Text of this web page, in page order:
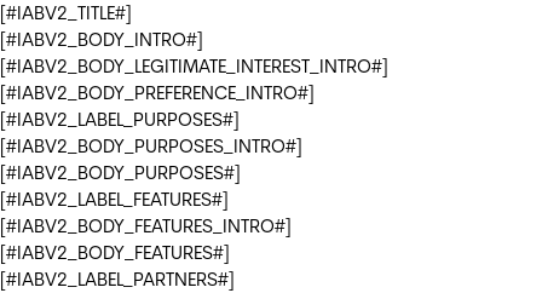
[#IABV2_TITLE#]
[#IABV2_BODY_INTRO#]
[#IABV2_BODY_LEGITIMATE_INTEREST_INTRO#]
[#IABV2_BODY_PREFERENCE_INTRO#]
[#IABV2_LABEL_PURPOSES#]
[#IABV2_BODY_PURPOSES_INTRO#]
[#IABV2_BODY_PURPOSES#]
[#IABV2_LABEL_FEATURES#]
[#IABV2_BODY_FEATURES_INTRO#]
[#IABV2_BODY_FEATURES#]
[#IABV2_LABEL_PARTNERS#]